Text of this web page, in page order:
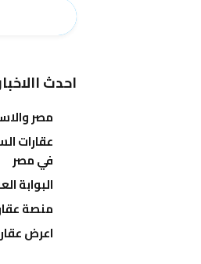
احدث
مصر
عقارات
في مصر
البوابة
منصة
اعرض